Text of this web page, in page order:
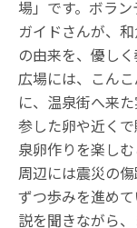
場」です。ボラ
ガイドさんが、
の由来を、優しく
広場には、こん
に、温泉街へ来
参した卵や近く
泉卵作りを楽しむ
周辺には震災の
ずつ歩みを進め
説を聞きながら